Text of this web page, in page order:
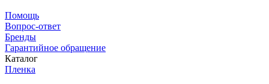
Помощь
Вопрос-ответ
Бренды
Гарантийное обращение
Каталог
Пленка